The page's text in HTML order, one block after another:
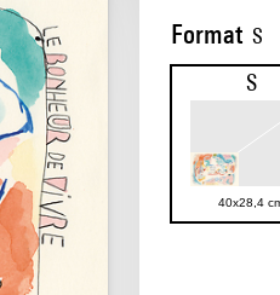
Format S
S
40x28,4